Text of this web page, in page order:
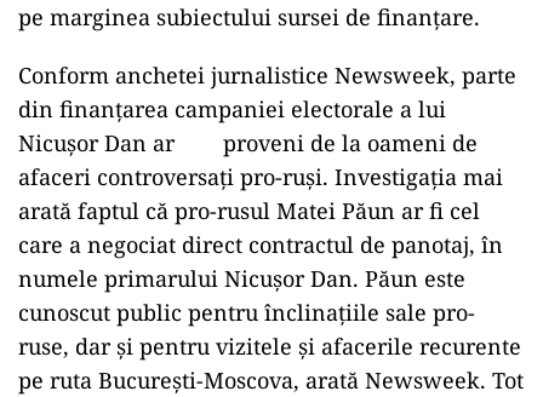
pe marginea subiectului sursei de finanțare.
Conform anchetei jurnalistice Newsweek, parte
din finanțarea campaniei electorale a lui
Nicușor Dan ar proveni de la oameni de
afaceri controversați pro-ruși. Investigația mai
arată faptul că pro-rusul Matei Păun ar fi cel
care a negociat direct contractul de panotaj, în
numele primarului Nicușor Dan. Păun este
cunoscut public pentru înclinațiile sale pro-
ruse, dar și pentru vizitele și afacerile recurente
pe ruta București-Moscova, arată Newsweek. Tot